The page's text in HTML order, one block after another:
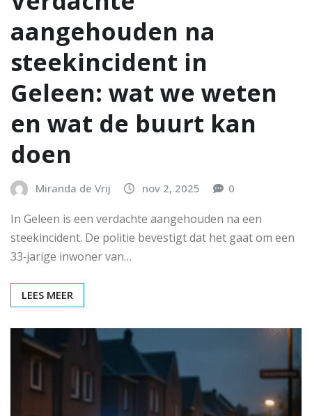
aangehouden na
steekincident in
Geleen: wat we weten
en wat de buurt kan
doen
Miranda de Vrij nov 2, 2025 0
In Geleen is een verdachte aangehouden na een
steekincident. De politie bevestigt dat het gaat om een
33‑jarige inwoner van…
LEES MEER